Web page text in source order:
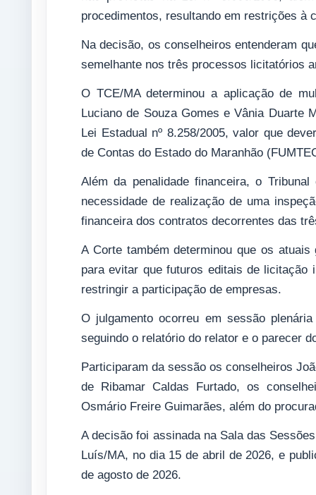
procedimentos, resultando em restrições à
Na decisão, os conselheiros entenderam
semelhante nos três processos licitatórios
O TCE/MA determinou a aplicação de
Luciano de Souza Gomes e Vânia Duarte
Lei Estadual nº 8.258/2005, valor que
de Contas do Estado do Maranhão
Além da penalidade financeira, o
necessidade de realização de uma
financeira dos contratos decorrentes das
A Corte também determinou que os
para evitar que futuros editais de licitação
restringir a participação de empresas.
O julgamento ocorreu em sessão
seguindo o relatório do relator e o parecer
Participaram da sessão os conselheiros
de Ribamar Caldas Furtado, os
Osmário Freire Guimarães, além do
A decisão foi assinada na Sala das
Luís/MA, no dia 15 de abril de 2026, e
de agosto de 2026.